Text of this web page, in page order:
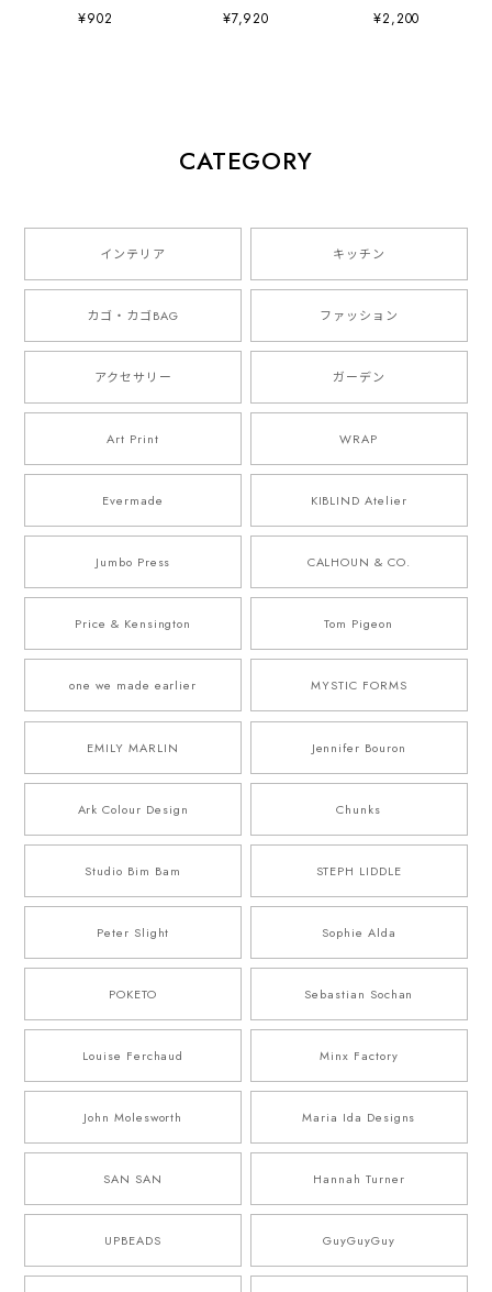
Artwork by
Charlotte Trounce
¥902
(297×420mm) Art
Print Artwork by
¥7,920 ッティ社
¥2,200
CATEGORY
インテリア キッチン
カゴ・カゴBAG ファッション
アクセサリー ガーデン
Art Print WRAP
Evermade KIBLIND Atelier
Jumbo Press CALHOUN & CO.
Price & Kensington Tom Pigeon
one we made earlier MYSTIC FORMS
EMILY MARLIN Jennifer Bouron
Ark Colour Design Chunks
Studio Bim Bam STEPH LIDDLE
Peter Slight Sophie Alda
POKETO Sebastian Sochan
Louise Ferchaud Minx Factory
John Molesworth Maria Ida Designs
SAN SAN Hannah Turner
UPBEADS GuyGuyGuy